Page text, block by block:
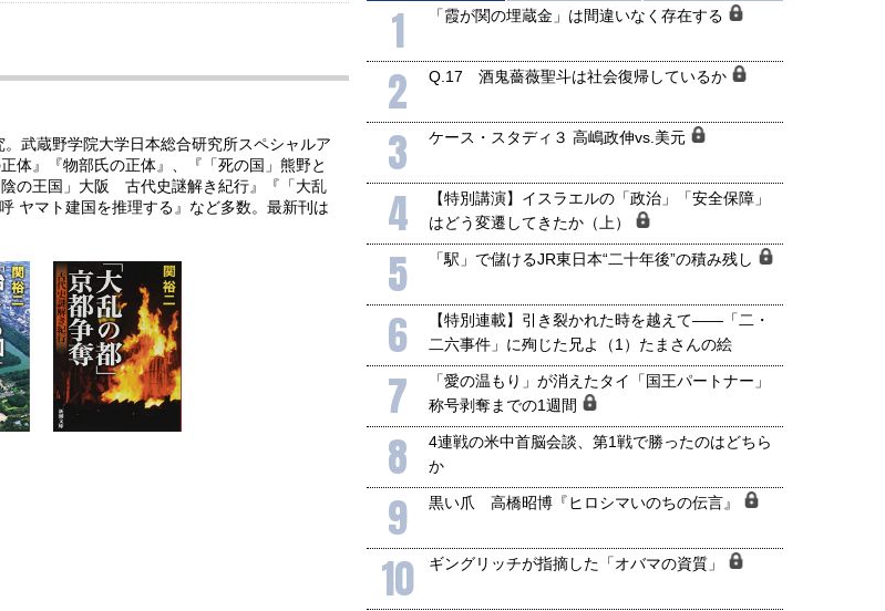
武蔵野学院大学日本総合研究所スペシャルア
体』『物部氏の正体』、『「死の国」熊野と
の王国」大阪 古代史謎解き紀行』『「大乱
ヤマト建国を推理する』など多数。最新刊は
1 「霞が関の埋蔵金」は間違いなく存在する
2 Q.17 酒鬼薔薇聖斗は社会復帰しているか
3 ケース・スタディ３ 高嶋政伸vs.美元
4
【特別講演】イスラエルの「政治」「安全保障」
はどう変遷してきたか（上）
5 「駅」で儲けるJR東日本“二十年後”の積み残し
6
【特別連載】引き裂かれた時を越えて――「二・
二六事件」に殉じた兄よ（1）たまさんの絵
7
「愛の温もり」が消えたタイ「国王パートナー」
称号剥奪までの1週間
8
4連戦の米中首脳会談、第1戦で勝ったのはどちら
か
9 黒い爪 高橋昭博『ヒロシマいのちの伝言』
10 ギングリッチが指摘した「オバマの資質」